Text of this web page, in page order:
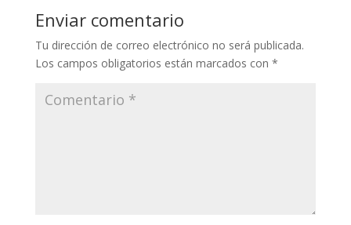
Enviar comentario
Tu dirección de correo electrónico no será publicada.
Los campos obligatorios están marcados con *